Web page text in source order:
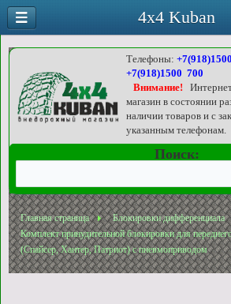
Телефоны:
+7(918)1500 700
Внимание!
магазин в состоянии
наличии товаров и с
указанным телефонам.
Поиск:
Главная страница
Блокировки дифференциала
Комплект принудительной блокировки для
(Спайсер, Хантер, Патриот) с пневмоприводом
4x4 Kuban